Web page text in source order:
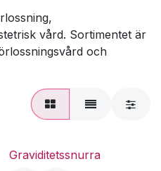
vård. Sortimentet är
och
Graviditetssnurra